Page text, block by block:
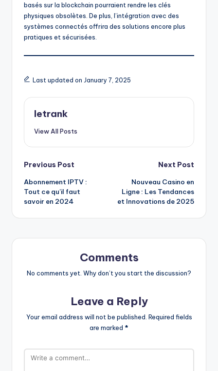
basés sur la blockchain pourraient rendre les clés
physiques obsolètes. De plus, l’intégration avec des
systèmes connectés offrira des solutions encore plus
pratiques et sécurisées.
Last updated on January 7, 2025
letrank
View All Posts
Post
navigation
Previous Post
Abonnement IPTV :
Tout ce qu’il faut
savoir en 2024
Next Post
Nouveau Casino en
Ligne : Les Tendances
et Innovations de 2025
Comments
No comments yet. Why don’t you start the discussion?
Leave a Reply
Your email address will not be published. Required fields
are marked *